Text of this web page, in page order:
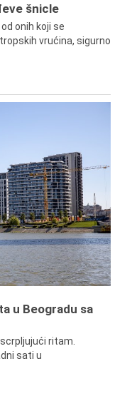
šnicle
onih koji se
vrućina, sigurno
u Beogradu sa
ritam.
sati u